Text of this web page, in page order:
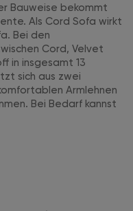
Bauweise bekommt
Als Cord Sofa wirkt
Bei den
Cord, Velvet
in insgesamt 13
sich aus zwei
Armlehnen
Bei Bedarf kannst